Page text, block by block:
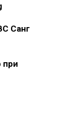
Санг
при